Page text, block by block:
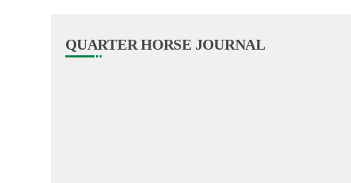
QUARTER HORSE JOURNAL